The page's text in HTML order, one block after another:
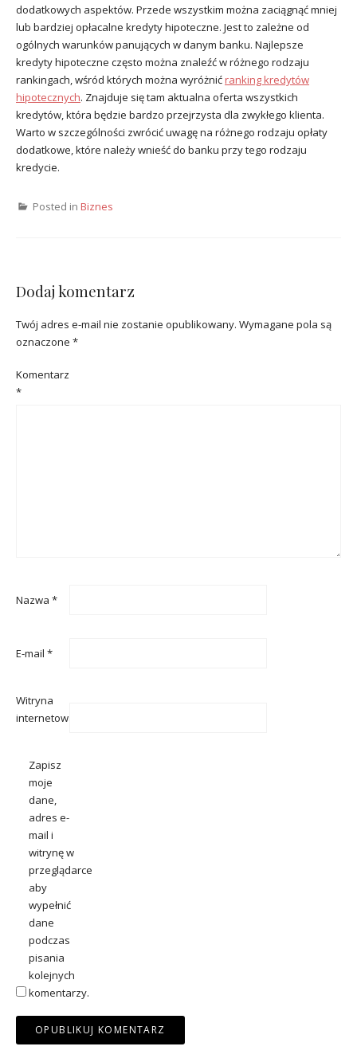
dodatkowych aspektów. Przede wszystkim można zaciągnąć mniej
lub bardziej opłacalne kredyty hipoteczne. Jest to zależne od
ogólnych warunków panujących w danym banku. Najlepsze
kredyty hipoteczne często można znaleźć w różnego rodzaju
rankingach, wśród których można wyróżnićranking kredytów
hipotecznych. Znajduje się tam aktualna oferta wszystkich
kredytów, która będzie bardzo przejrzysta dla zwykłego klienta.
Warto w szczególności zwrócić uwagę na różnego rodzaju opłaty
dodatkowe, które należy wnieść do banku przy tego rodzaju
kredycie.
Posted in Biznes
Dodaj komentarz
Twój adres e-mail nie zostanie opublikowany. Wymagane pola są
oznaczone *
Komentarz
*
Nazwa *
E-mail *
Witryna
internetowa
Zapisz
moje
dane,
adres e-
mail i
witrynę w
przeglądarce
aby
wypełnić
dane
podczas
pisania
kolejnych
komentarzy.